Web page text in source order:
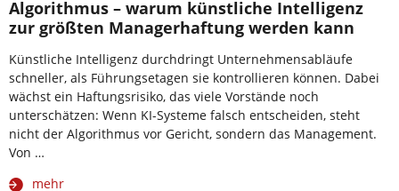
Algorithmus – warum künstliche Intelligenz
zur größten Managerhaftung werden kann
Künstliche Intelligenz durchdringt Unternehmensabläufe
schneller, als Führungsetagen sie kontrollieren können. Dabei
wächst ein Haftungsrisiko, das viele Vorstände noch
unterschätzen: Wenn KI-Systeme falsch entscheiden, steht
nicht der Algorithmus vor Gericht, sondern das Management.
Von …
mehr